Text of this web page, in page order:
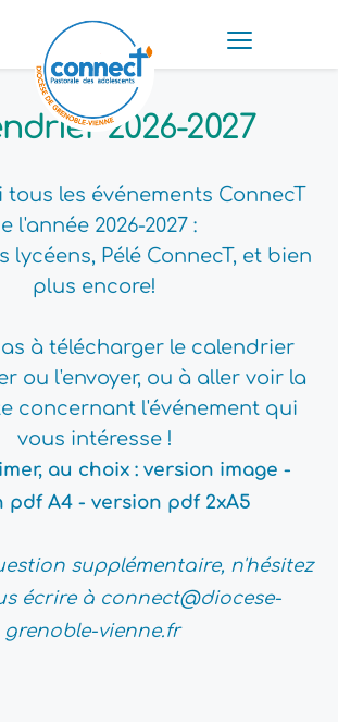
2026-2027
tous les événements ConnecT
l'année 2026-2027 :
lycéens, Pélé ConnecT, et bien
plus encore!
à télécharger le calendrier
ou l'envoyer, ou à aller voir la
concernant l'événement qui
vous intéresse !
au choix : version image
pdf A4 - version pdf 2xA5
supplémentaire, n'hésitez
écrire à connect@diocese-
grenoble-vienne.fr